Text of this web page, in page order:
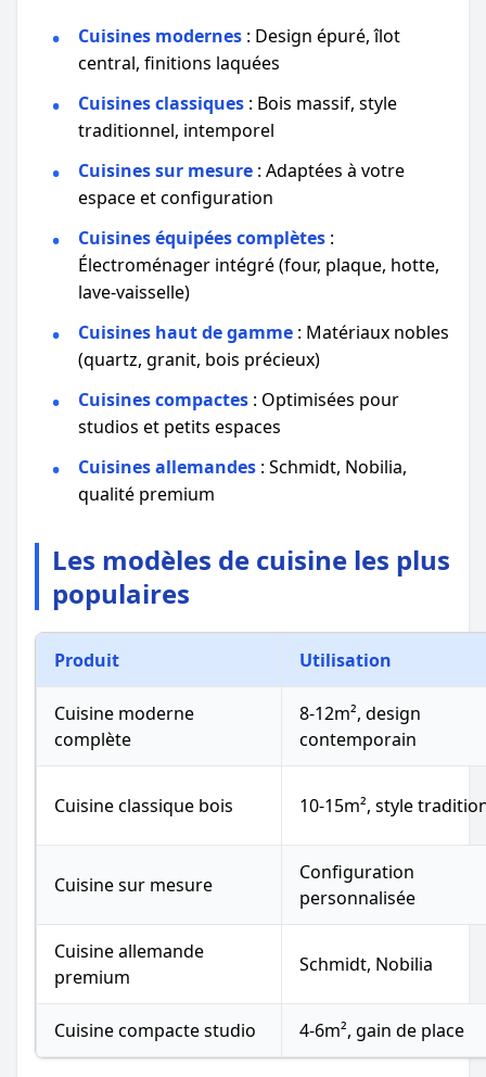
Cuisines modernes : Design épuré, îlot
central, finitions laquées
Cuisines classiques : Bois massif, style
traditionnel, intemporel
Cuisines sur mesure : Adaptées à votre
espace et configuration
Cuisines équipées complètes :
Électroménager intégré (four, plaque, hotte,
lave-vaisselle)
Cuisines haut de gamme : Matériaux nobles
(quartz, granit, bois précieux)
Cuisines compactes : Optimisées pour
studios et petits espaces
Cuisines allemandes : Schmidt, Nobilia,
qualité premium
Les modèles de cuisine les plus
populaires
Produit Utilisation
Cuisine moderne
complète
8-12m², design
contemporain
Cuisine classique bois 10-15m², style
Cuisine sur mesure
Configuration
personnalisée
Cuisine allemande
premium
Schmidt, Nobilia
Cuisine compacte studio 4-6m², gain de place